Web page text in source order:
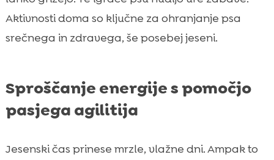
Aktivnosti doma so ključne za ohranjanje psa
srečnega in zdravega, še posebej jeseni.
Sproščanje energije s pomočjo
pasjega agilitija
Jesenski čas prinese mrzle, vlažne dni. Ampak to